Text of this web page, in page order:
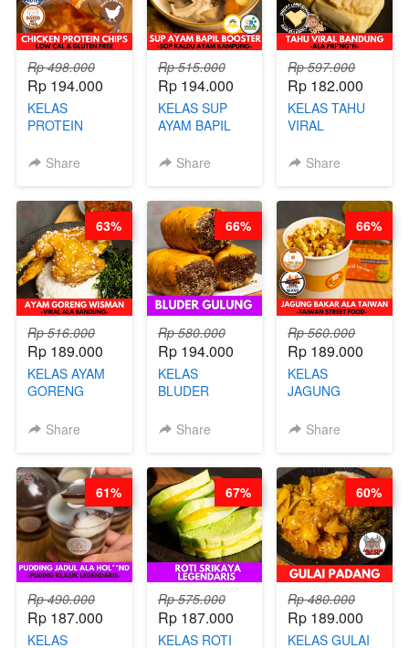
Rp 498.000
Rp 194.000
KELAS
PROTEIN
CHIPS -
RENDAH
KALORI
GLUTEN FREE
BY CHEF DITA
Share
Rp 515.000
Rp 194.000
KELAS SUP
AYAM BAPIL
SOP KALDU
CHEF
STEPHANIE
Share
Rp 597.000
Rp 182.000
KELAS TAHU
VIRAL
ALA PRI*NG*N
Share
Rp 516.000
Rp 189.000
KELAS AYAM
GORENG
VIRAL ALA
STEPHANIE
Share
63%
Rp 580.000
Rp 194.000
KELAS
BLUDER
CHEF DITA
Share
66%
Rp 560.000
Rp 189.000
KELAS
JAGUNG
TAIWAN -
FOOD- BY
CHEF
STEPHANIE
Share
66%
Rp 490.000
Rp 187.000
KELAS
61%
Rp 575.000
Rp 187.000
KELAS ROTI
67%
Rp 480.000
Rp 189.000
KELAS GULAI
60%